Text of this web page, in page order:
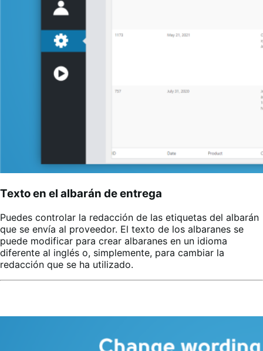
Texto en el albarán de entrega
Puedes controlar la redacción de las etiquetas del albarán
que se envía al proveedor. El texto de los albaranes se
puede modificar para crear albaranes en un idioma
diferente al inglés o, simplemente, para cambiar la
redacción que se ha utilizado.